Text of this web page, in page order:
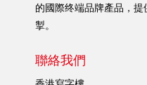
的國際终端品牌產品，
掣。
聯絡我們